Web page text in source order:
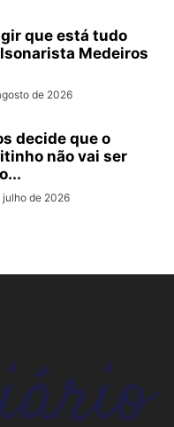
que está tudo
Medeiros
de 2026
decide que o
não vai ser
julho de 2026